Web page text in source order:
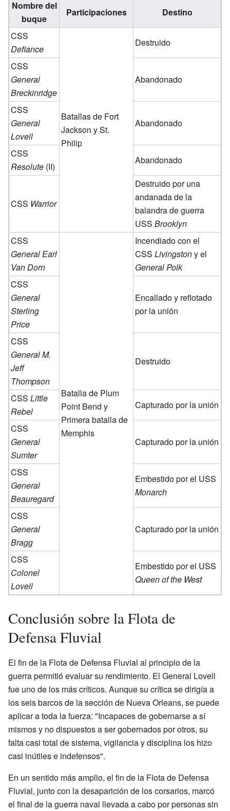
Nombre del
buque
Participaciones
Destino
CSS
Defiance
Batallas de Fort
Jackson y St.
Philip
Destruido
CSS
General
Breckinridge
Abandonado
CSS
General
Lovell
Abandonado
CSS
Resolute (II)
Abandonado
CSS Warrior
Destruido por una
andanada de la
balandra de guerra
USSBrooklyn
CSS
General Earl
Van Dorn
Batalla de Plum
Point Bend y
Primera batalla de
Memphis
Incendiado con el
CSSLivingstony el
General Polk
CSS
General
Sterling
Price
Encallado y reflotado
por la unión
CSS
General M.
Jeff
Thompson
Destruido
CSSLittle
Rebel
Capturado por la unión
CSS
General
Sumter
Capturado por la unión
CSS
General
Beauregard
Embestido por el USS
Monarch
CSS
General
Bragg
Capturado por la unión
CSS
Colonel
Lovell
Embestido por el USS
Queen of the West
Conclusión sobre la Flota de
Defensa Fluvial
El fin de la Flota de Defensa Fluvial al principio de la
guerra permitió evaluar su rendimiento. El General Lovell
fue uno de los más críticos. Aunque su crítica se dirigía a
los seis barcos de la sección de Nueva Orleans, se puede
aplicar a toda la fuerza: "Incapaces de gobernarse a sí
mismos y no dispuestos a ser gobernados por otros, su
falta casi total de sistema, vigilancia y disciplina los hizo
casi inútiles e indefensos".
En un sentido más amplio, el fin de la Flota de Defensa
Fluvial, junto con la desaparición de los corsarios, marcó
el final de la guerra naval llevada a cabo por personas sin